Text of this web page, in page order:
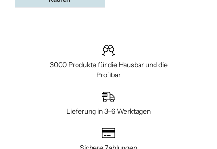
3000 Produkte für die Hausbar und die
Profibar
Lieferung in 3–6 Werktagen